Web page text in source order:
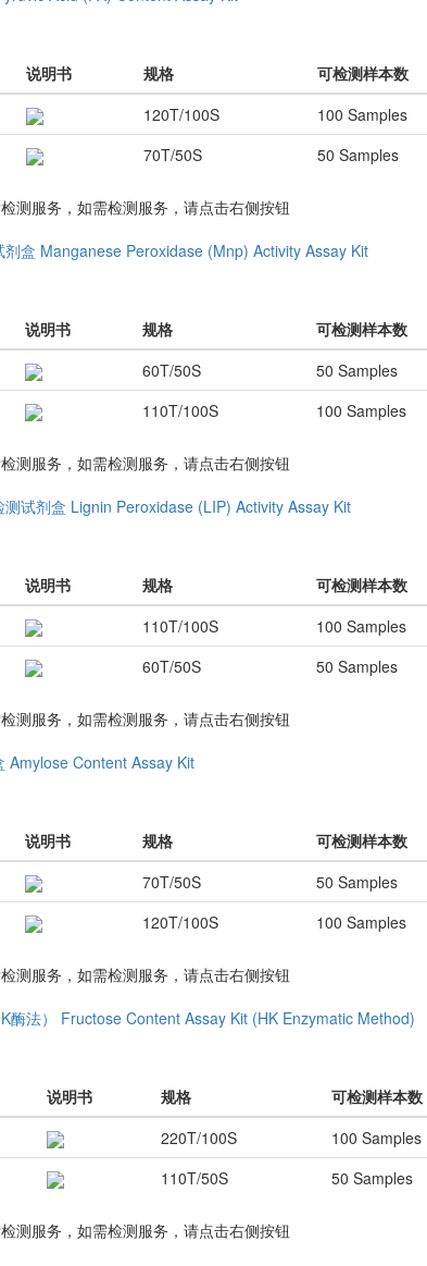
说明书 规格 可检测样本数
120T/100S 100 Samples
70T/50S 50 Samples
测服务，如需检测服务，请点击右侧按钮
剂盒 Manganese Peroxidase (Mnp) Activity Assay Kit
说明书 规格 可检测样本数
60T/50S 50 Samples
110T/100S 100 Samples
测服务，如需检测服务，请点击右侧按钮
测试剂盒 Lignin Peroxidase (LIP) Activity Assay Kit
说明书 规格 可检测样本数
110T/100S 100 Samples
60T/50S 50 Samples
测服务，如需检测服务，请点击右侧按钮
Amylose Content Assay Kit
说明书 规格 可检测样本数
70T/50S 50 Samples
120T/100S 100 Samples
测服务，如需检测服务，请点击右侧按钮
酶法） Fructose Content Assay Kit (HK Enzymatic Method)
说明书 规格 可检测样本数
220T/100S 100 Samples
110T/50S 50 Samples
测服务，如需检测服务，请点击右侧按钮